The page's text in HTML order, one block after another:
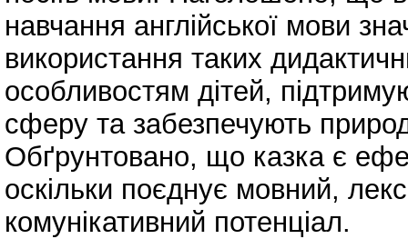
навчання англійської мови
використання таких
особливостям дітей,
сферу та забезпечують
Обґрунтовано, що казка є
оскільки поєднує мовний,
комунікативний потенціал.